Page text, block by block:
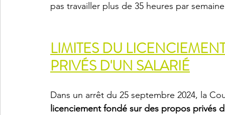
pas travailler plus de 35 heures par
LIMITES DU
PRIVÉS D'UN SALARIÉ
Dans un arrêt du 25 septembre 2024, la
licenciement fondé sur des propos privés